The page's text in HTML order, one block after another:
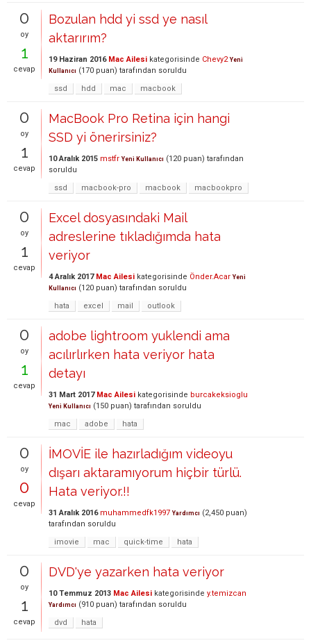
0
oy
1
cevap
Bozulan hdd yi ssd ye nasıl
aktarırım?
19 Haziran 2016 Mac Ailesi kategorisinde Chevy2 Yeni
Kullanıcı (170 puan) tarafından soruldu
ssd
hdd mac macbook
0
oy
1
cevap
MacBook Pro Retina için hangi
SSD yi önerirsiniz?
10 Aralık 2015 mstfr Yeni Kullanıcı (120 puan) tarafından
soruldu
ssd
macbook-pro macbook macbookpro
0
oy
1
cevap
Excel dosyasındaki Mail
adreslerine tıkladığımda hata
veriyor
4 Aralık 2017 Mac Ailesi kategorisinde Önder.Acar Yeni
Kullanıcı (120 puan) tarafından soruldu
hata
excel mail outlook
0
oy
1
cevap
adobe lightroom yuklendi ama
acılırlırken hata veriyor hata
detayı
31 Mart 2017 Mac Ailesi kategorisinde burcakeksioglu
Yeni Kullanıcı (150 puan) tarafından soruldu
mac
adobe hata
0
oy
0
cevap
İMOVİE ile hazırladığım videoyu
dışarı aktaramıyorum hiçbir türlü.
Hata veriyor.!!
31 Aralık 2016 muhammedfk1997 Yardımcı (2,450 puan)
tarafından soruldu
imovie
mac quick-time hata
0
oy
1
cevap
DVD'ye yazarken hata veriyor
10 Temmuz 2013 Mac Ailesi kategorisinde y.temizcan
Yardımcı (910 puan) tarafından soruldu
dvd
hata